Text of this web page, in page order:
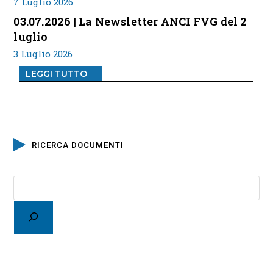
03.07.2026 | La Newsletter ANCI FVG del 2
luglio
3 Luglio 2026
LEGGI TUTTO
RICERCA DOCUMENTI